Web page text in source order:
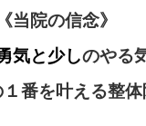
《当院の信念》
気と少しのやる
１番を叶える整